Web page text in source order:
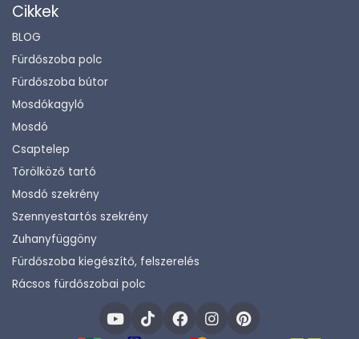
Cikkek
BLOG
Fürdőszoba polc
Fürdőszoba bútor
Mosdókagyló
Mosdó
Csaptelep
Törölköző tartó
Mosdó szekrény
Szennyestartós szekrény
Zuhanyfüggöny
Fürdőszoba kiegészítő, felszerelés
Rácsos fürdőszobai polc